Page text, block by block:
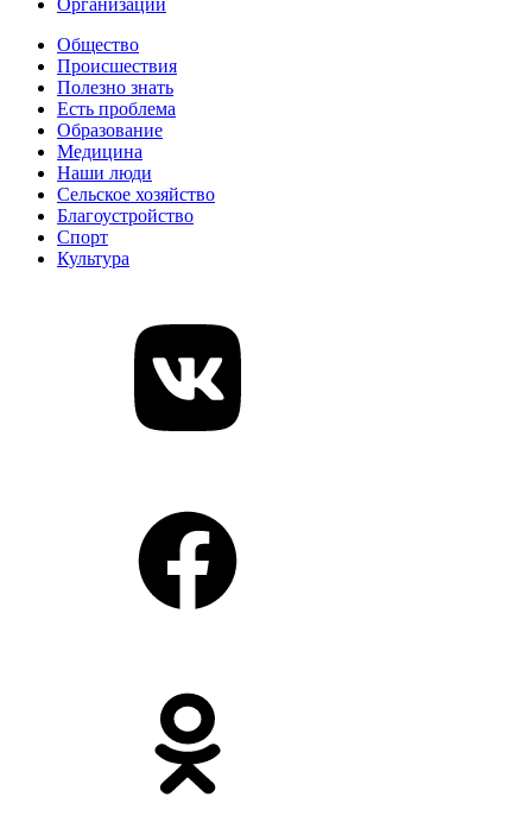
Организации
Общество
Происшествия
Полезно знать
Есть проблема
Образование
Медицина
Наши люди
Сельское хозяйство
Благоустройство
Спорт
Культура